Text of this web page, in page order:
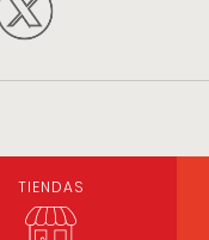
TIENDAS